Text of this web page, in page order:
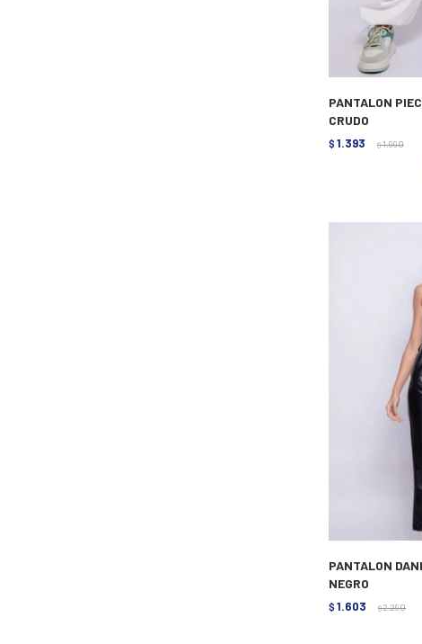
PANTALON
CRUDO
$ 1.393 $ 1.990
PANTALON
NEGRO
$ 1.603 $ 2.290